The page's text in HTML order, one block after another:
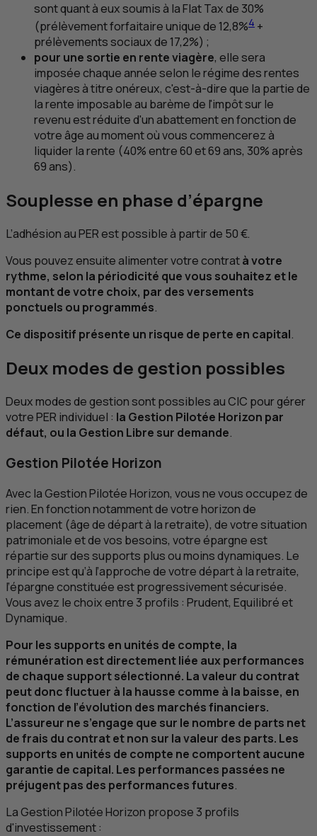
sont quant à eux soumis à laFlat Taxde 30%
(prélèvement forfaitaire unique de 12,8%4 +
prélèvements sociaux de 17,2%) ;
pour une sortie en rente viagère, elle sera
imposée chaque année selon le régime des rentes
viagères à titre onéreux, c'est-à-dire que la partie de
la rente imposable au barème de l'impôt sur le
revenu est réduite d'un abattement en fonction de
votre âge au moment où vous commencerez à
liquider la rente (40% entre 60 et 69 ans, 30% après
69 ans).
Souplesse en phase d’épargne
L’adhésion auPERest possible à partir de 50 €.
Vous pouvez ensuite alimenter votre contratà votre
rythme, selon la périodicité que vous souhaitez et le
montant de votre choix, par des versements
ponctuels ou programmés.
Ce dispositif présente un risque de perte en capital.
Deux modes de gestion possibles
Deux modes de gestion sont possibles auCIC pour gérer
votrePER individuel : la Gestion Pilotée Horizon par
défaut, ou la Gestion Libre sur demande.
Gestion Pilotée Horizon
Avec la Gestion Pilotée Horizon, vous ne vous occupez de
rien. En fonction notamment de votre horizon de
placement (âge de départ à la retraite), de votre situation
patrimoniale et de vos besoins, votre épargne est
répartie sur des supports plus ou moins dynamiques. Le
principe est qu’à l’approche de votre départ à la retraite,
l’épargne constituée est progressivement sécurisée.
Vous avez le choix entre 3 profils : Prudent, Equilibré et
Dynamique.
Pour les supports en unités de compte, la
rémunération est directement liée aux performances
de chaque support sélectionné. La valeur du contrat
peut donc fluctuer à la hausse comme à la baisse, en
fonction de l’évolution des marchés financiers.
L’assureur ne s’engage que sur le nombre de parts net
de frais du contrat et non sur la valeur des parts. Les
supports en unités de compte ne comportent aucune
garantie de capital. Les performances passées ne
préjugent pas des performances futures.
La Gestion Pilotée Horizon propose 3 profils
d'investissement :